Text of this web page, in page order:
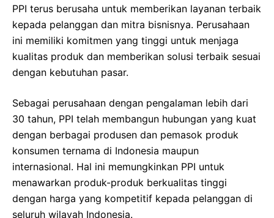
PPI terus berusaha untuk memberikan layanan terbaik
kepada pelanggan dan mitra bisnisnya. Perusahaan
ini memiliki komitmen yang tinggi untuk menjaga
kualitas produk dan memberikan solusi terbaik sesuai
dengan kebutuhan pasar.
Sebagai perusahaan dengan pengalaman lebih dari
30 tahun, PPI telah membangun hubungan yang kuat
dengan berbagai produsen dan pemasok produk
konsumen ternama di Indonesia maupun
internasional. Hal ini memungkinkan PPI untuk
menawarkan produk-produk berkualitas tinggi
dengan harga yang kompetitif kepada pelanggan di
seluruh wilayah Indonesia.